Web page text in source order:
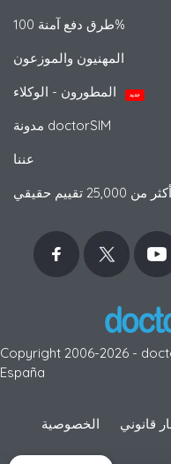
طرق دفع آمنة 100%
المهنيون والموزعون
جديد
مدونة doctorSIM
عننا
Copyright 2006-2026 -
España
الخصوصية قانوني